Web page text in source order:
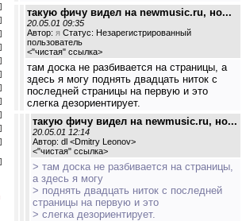
такую фичу видел на newmusic.ru, но...
20.05.01 09:35
Автор: я Статус: Незарегистрированный
пользователь
<"чистая" ссылка>
там доска не разбивается на страницы, а
здесь я могу поднять двадцать ниток с
последней страницы на первую и это
слегка дезориентирует.
такую фичу видел на newmusic.ru, но...
20.05.01 12:14
Автор: dl <Dmitry Leonov>
<"чистая" ссылка>
> там доска не разбивается на страницы,
а здесь я могу
> поднять двадцать ниток с последней
страницы на первую и это
> слегка дезориентирует.